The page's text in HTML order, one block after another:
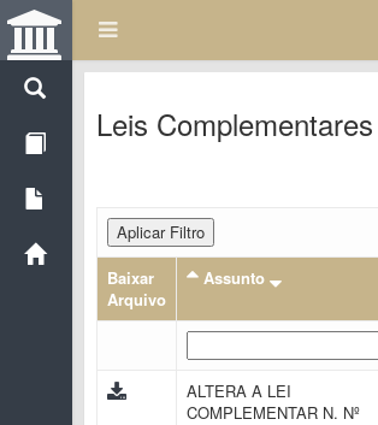
Leis Complementares
Aplicar Filtro
Baixar
Arquivo
Assunto
ALTERA A LEI
COMPLEMENTAR N. Nº